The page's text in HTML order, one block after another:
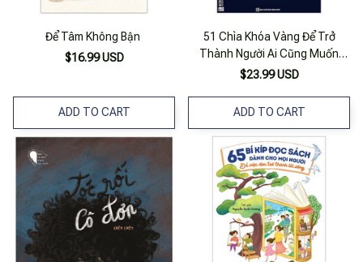
Để Tâm Không Bận
$16.99 USD
ADD TO CART
51 Chìa Khóa Vàng Để Trở
Thành Người Ai Cũng Muốn
Làm Việc Cùng
$23.99 USD
ADD TO CART